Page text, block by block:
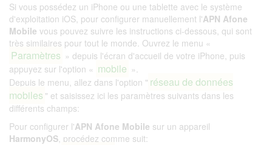
Si vous possédez un iPhone ou une tablette avec le système
d'exploitation iOS, pour configurer manuellement l'APN Afone
Mobile vous pouvez suivre les instructions ci-dessous, qui sont
très similaires pour tout le monde. Ouvrez le menu «
Paramètres » depuis l'écran d'accueil de votre iPhone, puis
appuyez sur l'option « mobile ».
Depuis le menu, allez dans l'option " réseau de données
mobiles " et saisissez ici les paramètres suivants dans les
différents champs:
Pour configurer l'APN Afone Mobile sur un appareil
HarmonyOS, procédez comme suit: